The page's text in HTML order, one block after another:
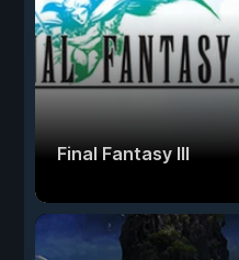
Final Fantasy III